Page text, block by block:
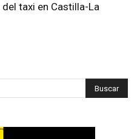
taxi en Castilla-La